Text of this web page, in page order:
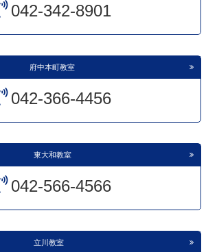
042-342-8901
府中本町教室
042-366-4456
東大和教室
042-566-4566
立川教室